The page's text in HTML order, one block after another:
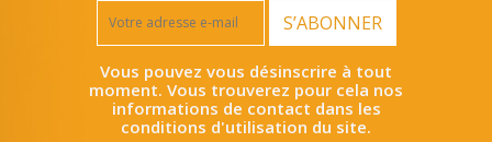
S’ABONNER
Vous pouvez vous désinscrire à tout
moment. Vous trouverez pour cela nos
informations de contact dans les
conditions d'utilisation du site.